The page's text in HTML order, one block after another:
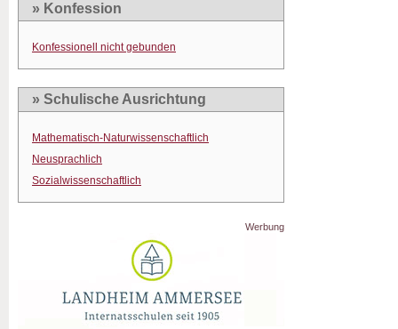
» Konfession
Konfessionell nicht gebunden
» Schulische Ausrichtung
Mathematisch-Naturwissenschaftlich
Neusprachlich
Sozialwissenschaftlich
Werbung